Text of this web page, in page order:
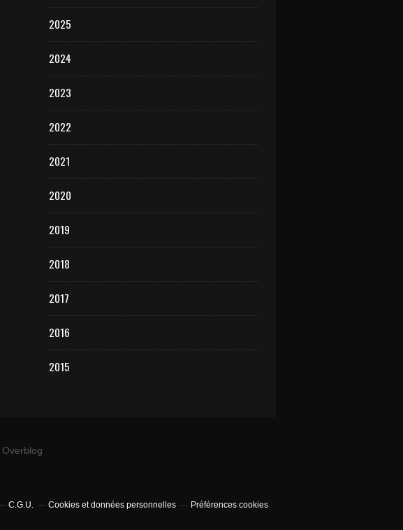
2025
2024
2023
2022
2021
2020
2019
2018
2017
2016
2015
Overblog
C.G.U. Cookies et données personnelles Préférences cookies